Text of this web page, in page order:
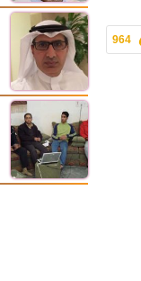
964